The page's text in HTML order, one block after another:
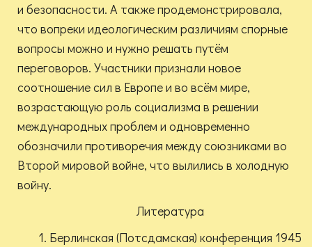
и безопасности. А также продемонстрировала,
что вопреки идеологическим различиям спорные
вопросы можно и нужно решать путём
переговоров. Участники признали новое
соотношение сил в Европе и во всём мире,
возрастающую роль социализма в решении
международных проблем и одновременно
обозначили противоречия между союзниками во
Второй мировой войне, что вылились в холодную
войну.
Литература
1. Берлинская (Потсдамская) конференция 1945